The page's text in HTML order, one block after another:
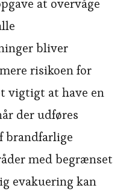
at overvåge
bliver
risikoen for
vigtigt at have en
der udføres
brandfarlige
med begrænset
evakuering kan